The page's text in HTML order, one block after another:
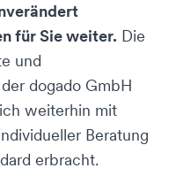
für Sie weiter. Die
und
dogado GmbH
weiterhin mit
Beratung
erbracht.